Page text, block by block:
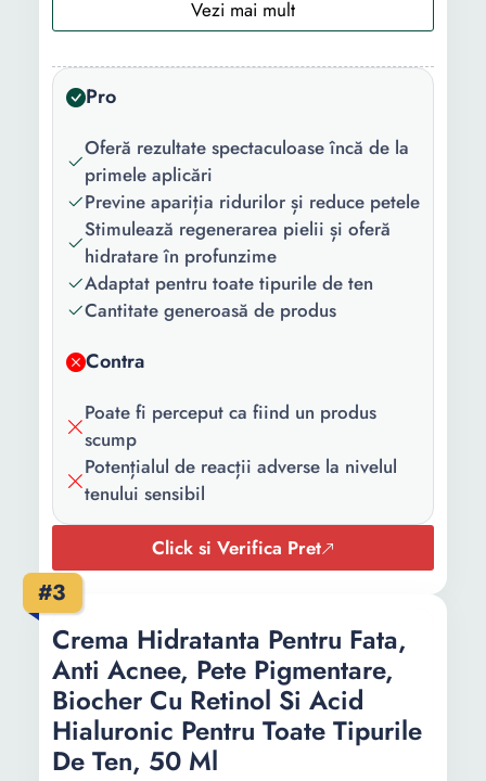
Zi Noapte
Ingredient
Varsta:
25+ ani
Gama:
Anti-Age (Anti Rid)
Tipul de ten:
Gras Mixt Cu imperfectiuni
Sensibil Matur Normal
solara:
Forma/Textura:
Crema
Proprietati:
Continut
pachet:
1 x Crema fata 1 x Crema
55 ml
Greutate:
Culoare:
Auriu Negru
Pro
Oferă rezultate spectaculoase încă de la
primele aplicări
Previne apariția ridurilor și reduce petele
Stimulează regenerarea pielii și oferă
hidratare în profunzime
Adaptat pentru toate tipurile de ten
Cantitate generoasă de produs
Contra
Poate fi perceput ca fiind un produs
scump
Potențialul de reacții adverse la nivelul
tenului sensibil
Click si Verifica Pret
#3
Crema Hidratanta Pentru Fata,
Anti Acnee, Pete Pigmentare,
Biocher Cu Retinol Si Acid
Hialuronic Pentru Toate Tipurile
De Ten, 50 Ml